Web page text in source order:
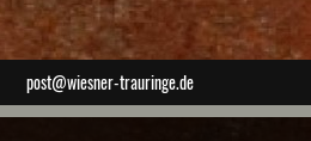
post@wiesner-trauringe.de